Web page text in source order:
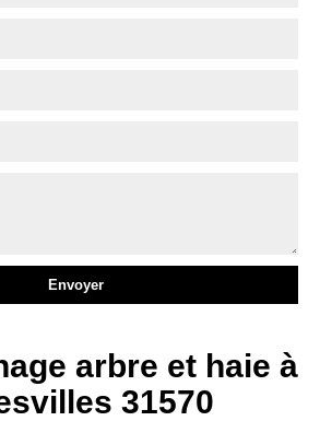
arbre et haie à
31570